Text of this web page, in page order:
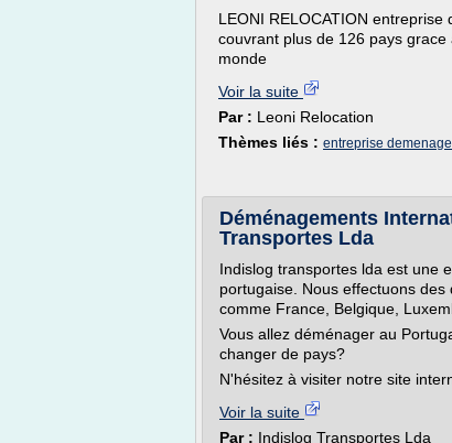
LEONI RELOCATION
couvrant plus de 126 pays
monde
Voir la suite
Par : Leoni Relocation
Thèmes liés : entreprise
Déménagements
Transportes Lda
Indislog transportes lda est une
portugaise. Nous effectuons
comme France, Belgique,
Vous allez déménager au
changer de pays?
N'hésitez à visiter notre site
Voir la suite
Par : Indislog Transportes Lda